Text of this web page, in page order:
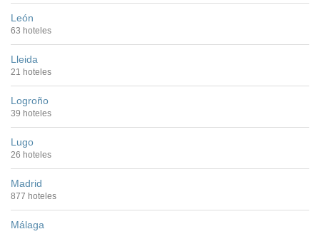
León
63 hoteles
Lleida
21 hoteles
Logroño
39 hoteles
Lugo
26 hoteles
Madrid
877 hoteles
Málaga